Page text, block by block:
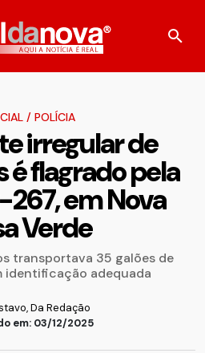
/ POLÍCIA
irregular de
é flagrado pela
267, em Nova
Verde
transportava 35 galões de
identificação adequada
Da Redação
em: 03/12/2025